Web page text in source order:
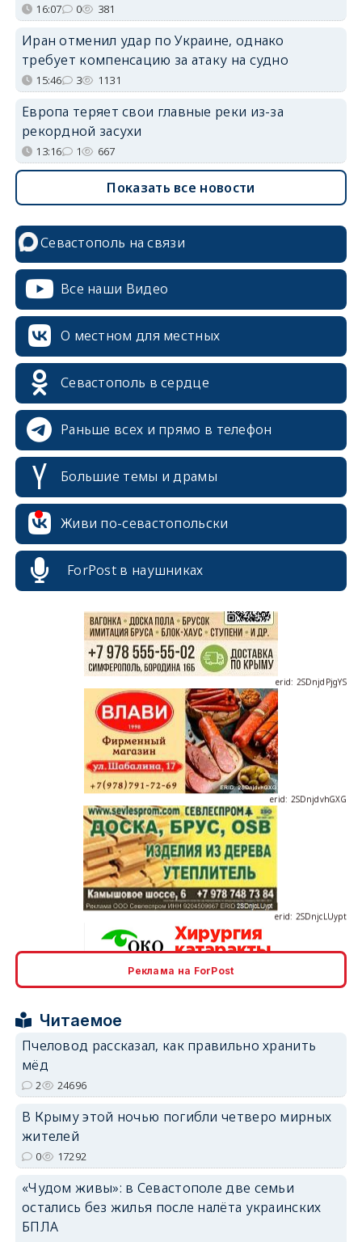
16:07 0 381
Иран отменил удар по Украине, однако
требует компенсацию за атаку на судно
15:46 3 1131
Европа теряет свои главные реки из-за
рекордной засухи
13:16 1 667
Показать все новости
Севастополь на связи
Все наши Видео
О местном для местных
Севастополь в сердце
Раньше всех и прямо в телефон
Большие темы и драмы
Живи по-севастопольски
ForPost в наушниках
erid: 2SDnjdvhGXG
erid: 2SDnjcrDNw6
erid: 2SDnjdPjgYS
Реклама на ForPost
Читаемое
Пчеловод рассказал, как правильно хранить
мёд
2 24696
В Крыму этой ночью погибли четверо мирных
жителей
0 17292
«Чудом живы»: в Севастополе две семьи
остались без жилья после налёта украинских
БПЛА